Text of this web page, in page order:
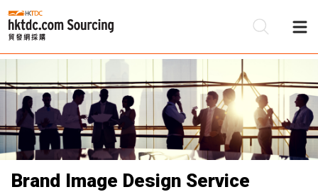
Brand Image Design Service